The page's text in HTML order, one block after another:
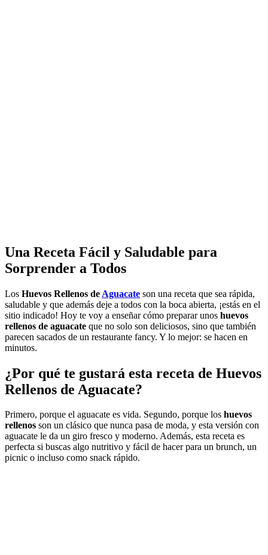
Una Receta Fácil y Saludable para
Sorprender a Todos
Los Huevos Rellenos de Aguacate son una receta que sea rápida,
saludable y que además deje a todos con la boca abierta, ¡estás en el
sitio indicado! Hoy te voy a enseñar cómo preparar unos huevos
rellenos de aguacate que no solo son deliciosos, sino que también
parecen sacados de un restaurante fancy. Y lo mejor: se hacen en
minutos.
¿Por qué te gustará esta receta de Huevos
Rellenos de Aguacate?
Primero, porque el aguacate es vida. Segundo, porque los huevos
rellenos son un clásico que nunca pasa de moda, y esta versión con
aguacate le da un giro fresco y moderno. Además, esta receta es
perfecta si buscas algo nutritivo y fácil de hacer para un brunch, un
picnic o incluso como snack rápido.